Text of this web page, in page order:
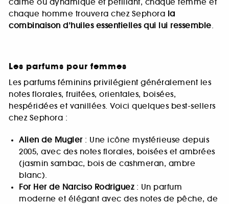
calme ou dynamique et pétillant, chaque femme et
chaque homme trouvera chez Sephora la
combinaison d’huiles essentielles qui lui ressemble.
Les parfums pour femmes
Les parfums féminins privilégient généralement les
notes florales, fruitées, orientales, boisées,
hespéridées et vanillées. Voici quelques best-sellers
chez Sephora :
Alien de Mugler: Une icône mystérieuse depuis
2005, avec des notes florales, boisées et ambrées
(jasmin sambac, bois de cashmeran, ambre
blanc).
For Her de Narciso Rodriguez: Un parfum
moderne et élégant avec des notes de pêche, de